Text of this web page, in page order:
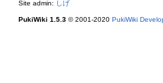
Site admin: しげ
PukiWiki 1.5.3© 2001-2020 PukiWiki